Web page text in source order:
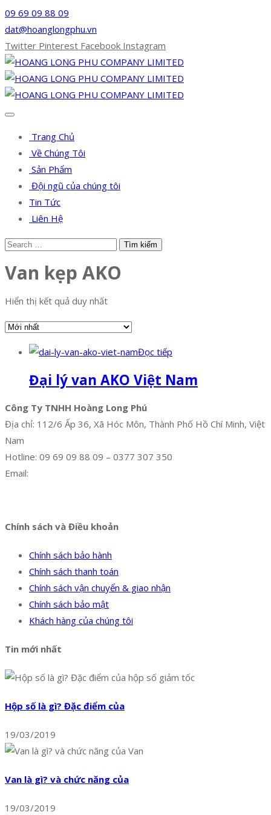
09 69 09 88 09
dat@hoanglongphu.vn
Twitter Pinterest Facebook Instagram
Trang Chủ
Về Chúng Tôi
Sản Phẩm
Đội ngũ của chúng tôi
Tin Tức
Liên Hệ
Van kẹp AKO
Hiển thị kết quả duy nhất
Đọc tiếp
Đại lý van AKO Việt Nam
Công Ty TNHH Hoàng Long Phú
Địa chỉ: 112/6 Ấp 36, Xã Hóc Môn, Thành Phố Hồ Chí Minh, Việt
Nam
Hotline: 09 69 09 88 09 – 0377 307 350
Email:
Chính sách và Điều khoản
Chính sách bảo hành
Chính sách thanh toán
Chính sách vận chuyển & giao nhận
Chính sách bảo mật
Khách hàng của chúng tôi
Tin mới nhất
Hộp số là gì? Đặc điểm của
19/03/2019
Van là gì? và chức năng của
19/03/2019